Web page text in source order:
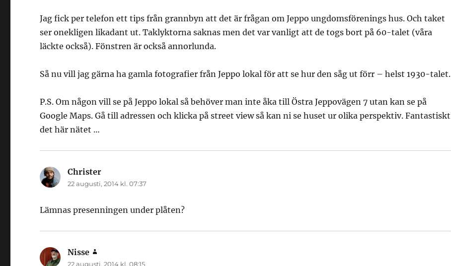
Jag fick per telefon ett tips från grannbyn att det är frågan om Jeppo ungdomsförenings hus. Och taket
ser onekligen likadant ut. Taklyktorna saknas men det var vanligt att de togs bort på 60-talet (våra
läckte också). Fönstren är också annorlunda.
Så nu vill jag gärna ha gamla fotografier från Jeppo lokal för att se hur den såg ut förr – helst 1930-talet.
P.S. Om någon vill se på Jeppo lokal så behöver man inte åka till Östra Jeppovägen 7 utan kan se på
Google Maps. Gå till adressen och klicka på street view så kan ni se huset ur olika perspektiv. Fantastiskt
det här nätet …
Christer
22 augusti, 2014 kl. 07:37
Lämnas presenningen under plåten?
Nisse
22 augusti, 2014 kl. 08:15